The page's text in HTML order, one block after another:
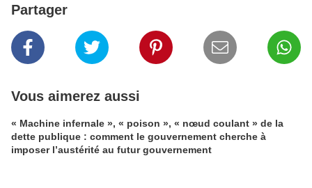
Partager
Vous aimerez aussi
« Machine infernale », « poison », « nœud coulant » de la
dette publique : comment le gouvernement cherche à
imposer l’austérité au futur gouvernement